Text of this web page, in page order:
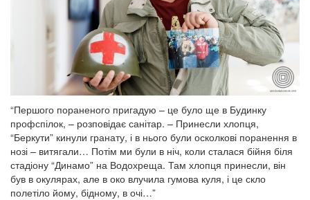
“Першого пораненого пригадую – це було ще в Будинку
профспілок, – розповідає санітар. – Принесли хлопця,
“Беркути” кинули гранату, і в нього були осколкові поранення в
нозі – витягали… Потім ми були в ніч, коли сталася бійня біля
стадіону “Динамо” на Водохреща. Там хлопця принесли, він
був в окулярах, але в око влучила гумова куля, і це скло
полетіло йому, бідному, в очі…”